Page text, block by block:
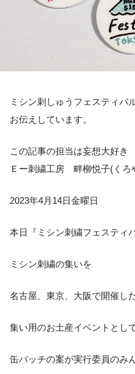
ミシン刺しゅうフェスティバ
お伝えしています。
この記事の担当は妄想大好き
Ｅー刺繍工房 畔柳悦子(くろ
2023年4月14日金曜日
本日『ミシン刺繍フェスティ
ミシン刺繍の集いを
名古屋、東京、大阪で開催し
集い用のお土産イベントとして
缶バッチの案が実行委員のみ